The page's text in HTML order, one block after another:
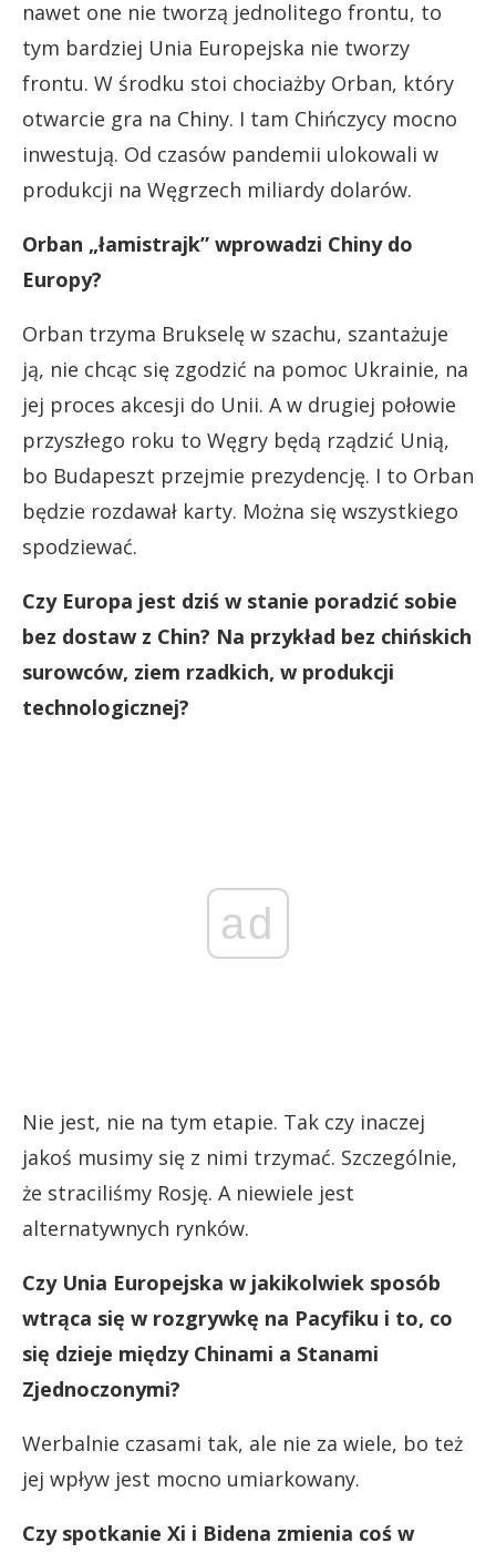
nawet one nie tworzą jednolitego frontu, to
tym bardziej Unia Europejska nie tworzy
frontu. W środku stoi chociażby Orban, który
otwarcie gra na Chiny. I tam Chińczycy mocno
inwestują. Od czasów pandemii ulokowali w
produkcji na Węgrzech miliardy dolarów.
Orban „łamistrajk” wprowadzi Chiny do
Europy?
Orban trzyma Brukselę w szachu, szantażuje
ją, nie chcąc się zgodzić na pomoc Ukrainie, na
jej proces akcesji do Unii. A w drugiej połowie
przyszłego roku to Węgry będą rządzić Unią,
bo Budapeszt przejmie prezydencję. I to Orban
będzie rozdawał karty. Można się wszystkiego
spodziewać.
Czy Europa jest dziś w stanie poradzić sobie
bez dostaw z Chin? Na przykład bez chińskich
surowców, ziem rzadkich, w produkcji
technologicznej?
ad
Nie jest, nie na tym etapie. Tak czy inaczej
jakoś musimy się z nimi trzymać. Szczególnie,
że straciliśmy Rosję. A niewiele jest
alternatywnych rynków.
Czy Unia Europejska w jakikolwiek sposób
wtrąca się w rozgrywkę na Pacyfiku i to, co
się dzieje między Chinami a Stanami
Zjednoczonymi?
Werbalnie czasami tak, ale nie za wiele, bo też
jej wpływ jest mocno umiarkowany.
Czy spotkanie Xi i Bidena zmienia coś w